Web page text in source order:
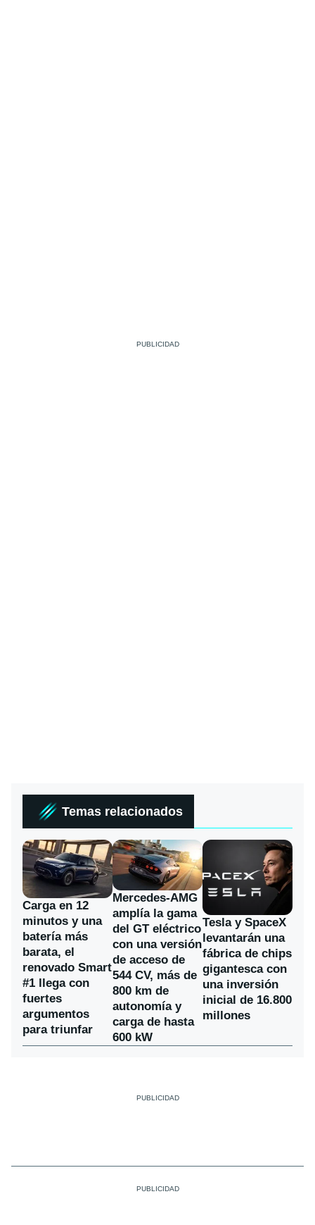
Temas relacionados
Carga en 12
minutos y una
batería más
barata, el
renovado Smart
#1 llega con
fuertes
argumentos
para triunfar
Mercedes-AMG
amplía la gama
del GT eléctrico
con una versión
de acceso de
544 CV, más de
800 km de
autonomía y
carga de hasta
600 kW
Tesla y SpaceX
levantarán una
fábrica de chips
gigantesca con
una inversión
inicial de 16.800
millones